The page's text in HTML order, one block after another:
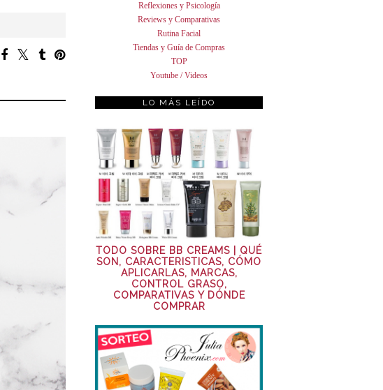
Reflexiones y Psicología
Reviews y Comparativas
Rutina Facial
Tiendas y Guía de Compras
TOP
Youtube / Videos
LO MÁS LEÍDO
TODO SOBRE BB CREAMS | QUÉ
SON, CARACTERISTICAS, CÓMO
APLICARLAS, MARCAS,
CONTROL GRASO,
COMPARATIVAS Y DÓNDE
COMPRAR